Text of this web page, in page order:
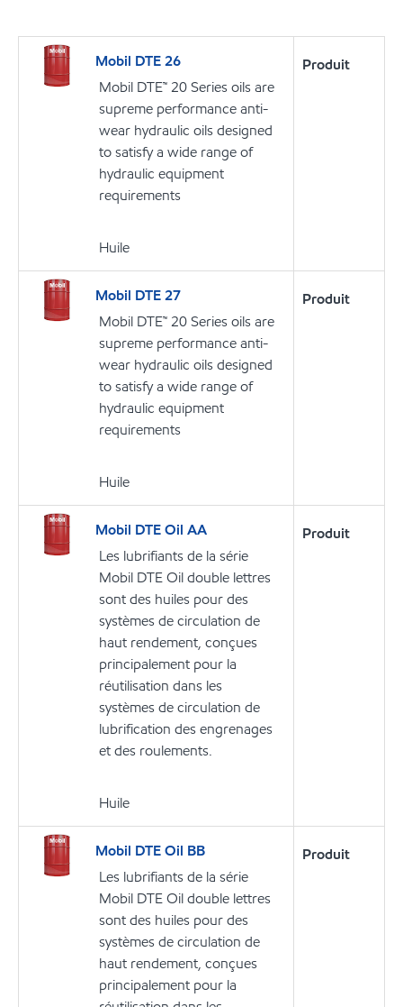
Mobil DTE 26
Mobil DTE™ 20 Series oils are
supreme performance anti-
wear hydraulic oils designed
to satisfy a wide range of
hydraulic equipment
requirements
Huile
Produit
Mobil DTE 27
Mobil DTE™ 20 Series oils are
supreme performance anti-
wear hydraulic oils designed
to satisfy a wide range of
hydraulic equipment
requirements
Huile
Produit
Mobil DTE Oil AA
Les lubrifiants de la série
Mobil DTE Oil double lettres
sont des huiles pour des
systèmes de circulation de
haut rendement, conçues
principalement pour la
réutilisation dans les
systèmes de circulation de
lubrification des engrenages
et des roulements.
Huile
Produit
Mobil DTE Oil BB
Les lubrifiants de la série
Mobil DTE Oil double lettres
sont des huiles pour des
systèmes de circulation de
haut rendement, conçues
principalement pour la
Produit